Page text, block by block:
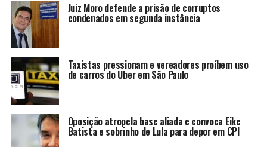
Juiz Moro defende a prisão de corruptos
condenados em segunda instância
Taxistas pressionam e vereadores proíbem uso
de carros do Uber em São Paulo
Oposição atropela base aliada e convoca Eike
Batista e sobrinho de Lula para depor em CPI